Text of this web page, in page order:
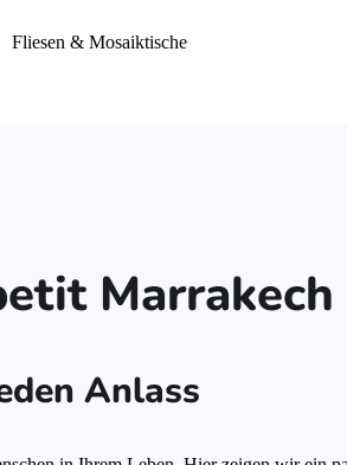
Fliesen & Mosaiktische
Marrakech
Anlass